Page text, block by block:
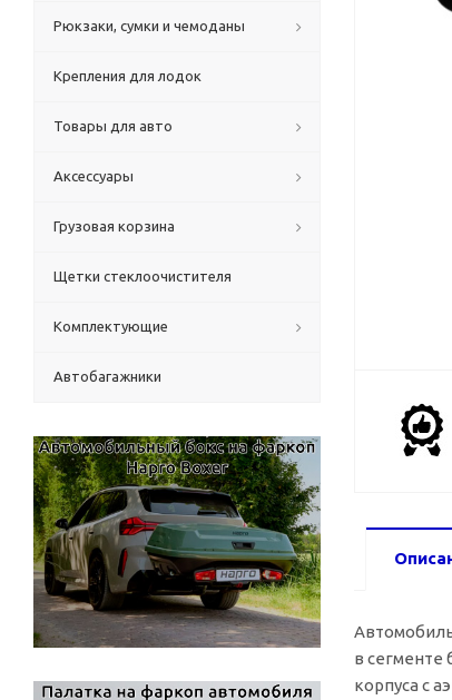
в сегменте
корпуса с
Рюкзаки, сумки и чемоданы
Крепления для лодок
Товары для авто
Аксессуары
Грузовая корзина
Щетки стеклоочистителя
Комплектующие
Автобагажники